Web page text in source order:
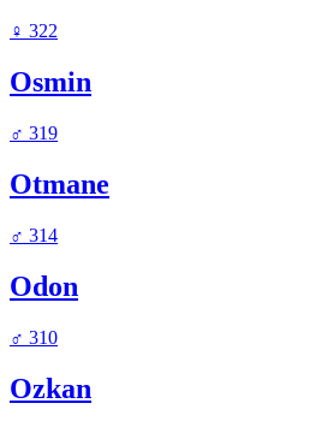
♀ 322
Osmin
♂ 319
Otmane
♂ 314
Odon
♂ 310
Ozkan